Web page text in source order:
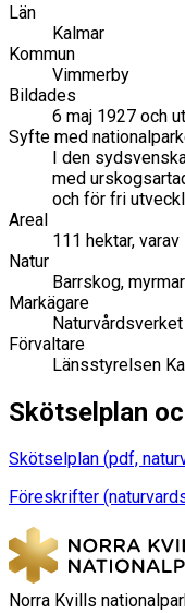
Län
Kalmar
Kommun
Vimmerby
Bildades
6 maj 1927 och
Syfte med
I den
med
och för fri
Areal
111 hektar,
Natur
Barrskog,
Markägare
Naturvårdsverket
Förvaltare
Länsstyrelsen
Skötselplan
Skötselplan (pdf,
Föreskrifter
Norra Kvills